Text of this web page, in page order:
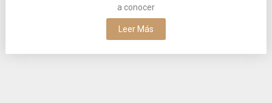
a conocer
Leer Más